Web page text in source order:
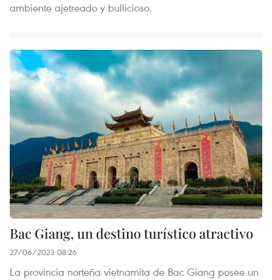
ambiente ajetreado y bullicioso.
Bac Giang, un destino turístico atractivo
27/06/2023 08:26
La provincia norteña vietnamita de Bac Giang posee un